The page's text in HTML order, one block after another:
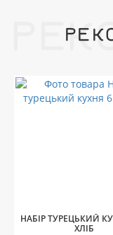
НАБІР ТУРЕЦЬКИЙ
ХЛІБ